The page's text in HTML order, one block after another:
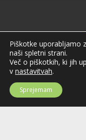
Piškotke uporabljamo
naši spletni strani.
Več o piškotkih, ki jih
v nastavitvah.
Sprejemam